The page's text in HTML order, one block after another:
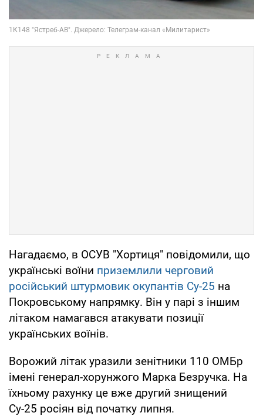
Нагадаємо, в ОСУВ "Хортиця" повідомили, що
українські воїни приземлили черговий
російський штурмовик окупантів Су-25 на
Покровському напрямку. Він у парі з іншим
літаком намагався атакувати позиції
українських воїнів.
Ворожий літак уразили зенітники 110 ОМБр
імені генерал-хорунжого Марка Безручка. На
їхньому рахунку це вже другий знищений
Су-25 росіян від початку липня.